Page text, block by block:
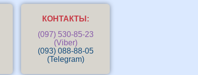
КОНТАКТЫ:
(097) 530-85-23
(Viber)
(093) 088-88-05
(Telegram)